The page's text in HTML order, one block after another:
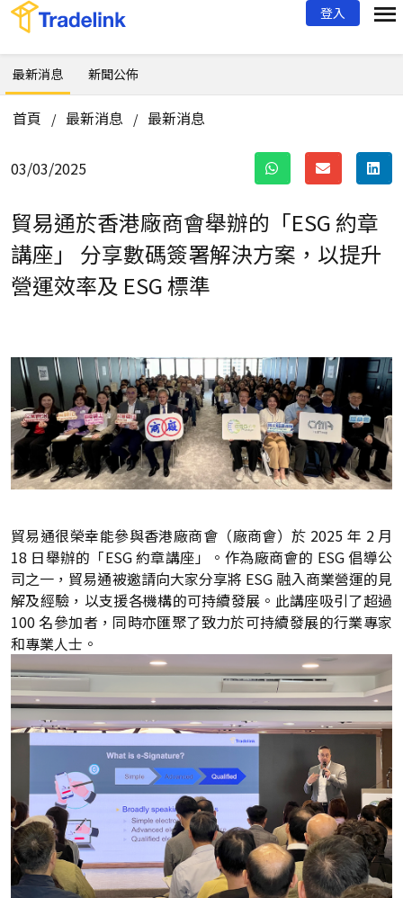
登入
最新消息 新聞公佈
首頁 / 最新消息 / 最新消息
03/03/2025
貿易通於香港廠商會舉辦的「ESG 約章
講座」
分享數碼簽署解決方案，以提升
營運效率及 ESG 標準
貿易通很榮幸能參與香港廠商會（廠商會）於 2025 年 2 月
18 日舉辦的「ESG 約章講座」。作為廠商會的 ESG 倡導公
司之一，貿易通被邀請向大家分享將 ESG 融入商業營運的見
解及經驗，以支援各機構的可持續發展。此講座吸引了超過
100 名參加者，同時亦匯聚了致力於可持續發展的行業專家
和專業人士。